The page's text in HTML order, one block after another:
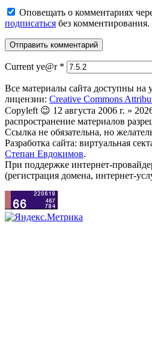
Оповещать о комментариях
подписаться без комментирования.
Current ye@r *
Все материалы сайта доступны на
лицензии: Creative Commons
Copyleft 😉 12 августа 2006 г. »
распространение материалов
Ссылка не обязательна, но
Разработка сайта: виртуальная
Степан Евдокимов.
При поддержке интернет-
(регистрация домена, интернет-